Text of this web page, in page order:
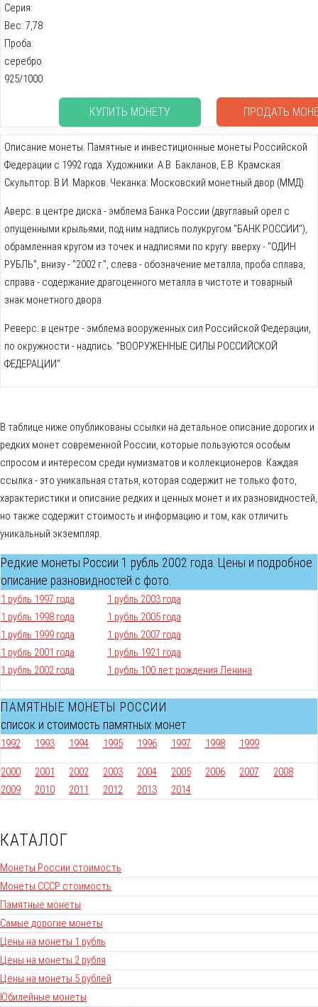
Серия:
Вес: 7,78
Проба:
серебро
925/1000
КУПИТЬ МОНЕТУ ПРОДАТЬ
Описание монеты: Памятные и инвестиционные монеты Российской
Федерации с 1992 года. Художники: А.В. Бакланов, Е.В. Крамская.
Скульптор: В.И. Марков. Чеканка: Московский монетный двор (ММД).
Аверс: в центре диска - эмблема Банка России (двуглавый орел с
опущенными крыльями, под ним надпись полукругом "БАНК РОССИИ"),
обрамленная кругом из точек и надписями по кругу: вверху - "ОДИН
РУБЛЬ", внизу - "2002 г.", слева - обозначение металла, проба сплава,
справа - содержание драгоценного металла в чистоте и товарный
знак монетного двора.
Реверс: в центре - эмблема вооруженных сил Российской Федерации,
по окружности - надпись: "ВООРУЖЕННЫЕ СИЛЫ РОССИЙСКОЙ
ФЕДЕРАЦИИ".
В таблице ниже опубликованы ссылки на детальное описание дорогих и
редких монет современной России, которые пользуются особым
спросом и интересом среди нумизматов и коллекционеров. Каждая
ссылка - это уникальная статья, которая содержит не только фото,
характеристики и описание редких и ценных монет и их разновидностей,
но также содержит стоимость и информацию и том, как отличить
уникальный экземпляр.
Редкие монеты России 1 рубль 2002 года. Цены и подробное
описание разновидностей с фото.
1 рубль 1997 года
1 рубль 1998 года
1 рубль 1999 года
1 рубль 2001 года
1 рубль 2002 года
1 рубль 2003 года
1 рубль 2005 года
1 рубль 2007 года
1 рубль 1921 года
1 рубль 100 лет рождения Ленина
ПАМЯТНЫЕ МОНЕТЫ РОССИИ
список и стоимость памятных монет
1992 1993 1994 1995 1996 1997 1998 1999
2000 2001 2002 2003 2004 2005 2006 2007
2008
2009
2010 2011 2012 2013 2014
КАТАЛОГ
Монеты России стоимость
Монеты СССР стоимость
Памятные монеты
Самые дорогие монеты
Цены на монеты 1 рубль
Цены на монеты 2 рубля
Цены на монеты 5 рублей
Юбилейные монеты